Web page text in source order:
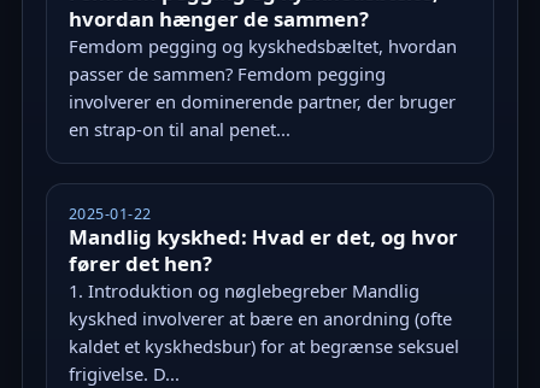
hvordan hænger de sammen?
Femdom pegging og kyskhedsbæltet, hvordan
passer de sammen? Femdom pegging
involverer en dominerende partner, der bruger
en strap-on til anal penet...
2025-01-22
Mandlig kyskhed: Hvad er det, og hvor
fører det hen?
1. Introduktion og nøglebegreber Mandlig
kyskhed involverer at bære en anordning (ofte
kaldet et kyskhedsbur) for at begrænse seksuel
frigivelse. D...